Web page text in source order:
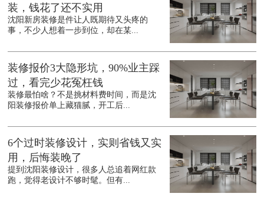
装，钱花了还不实用
沈阳新房装修是件让人既期待又头疼的
事，不少人想着一步到位，却在某...
装修报价3大隐形坑，90%业主踩
过，看完少花冤枉钱
装修最怕啥？不是挑材料费时间，而是沈
阳装修报价单上藏猫腻，开工后...
6个过时装修设计，实则省钱又实
用，后悔装晚了
提到沈阳装修设计，很多人总追着网红款
跑，觉得老设计不够时髦。但有...